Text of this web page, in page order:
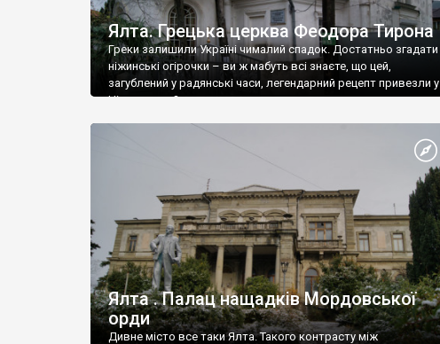
Ялта. Грецька церква Феодора Тирона
Греки залишили Україні чималий спадок. Достатньо згадати
ніжинські огірочки – ви ж мабуть всі знаєте, що цей,
загублений у радянські часи, легендарний рецепт привезли у
Ніжин греки?
Ялта . Палац нащадків Мордовської
орди
Дивне місто все таки Ялта. Такого контрасту між